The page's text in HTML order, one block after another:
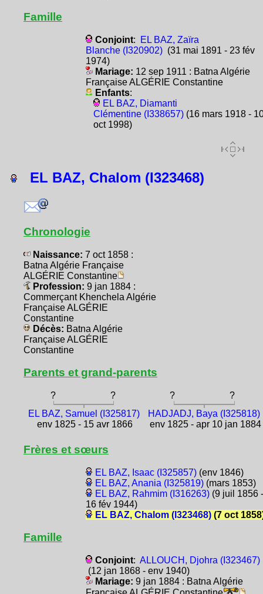
Famille
Conjoint:
EL BAZ, Zaïra
Blanche (I320902)(31 mai 1891 - 23 fév
1974)
Mariage: 12 sep 1911 : Batna Algérie
Française ALGÉRIE Constantine
Enfants:
EL BAZ, Diamanti
Clémentine (I338657)(16 mars 1918 -
oct 1998)
EL BAZ, Chalom (I323468)
Chronologie
Naissance: 7 oct 1858 :
Batna Algérie Française
ALGÉRIE Constantine
Profession: 9 jan 1884 :
Commerçant Khenchela Algérie
Française ALGÉRIE
Constantine
Décès: Batna Algérie
Française ALGÉRIE
Constantine
Parents et grand-parents
? ? ?
?
EL BAZ, Samuel (I325817)
env 1825 - 15 avr 1866
HADJADJ, Baya (I325818)
env 1825 - apr 10 jan 1884
Frères et sœurs
EL BAZ, Isaac (I325857)(env 1846)
EL BAZ, Anania (I325819)(mars 1853)
EL BAZ, Rahmim (I316263)(9 juil 1856 -
16 fév 1944)
EL BAZ, Chalom (I323468)(7 oct
Famille
Conjoint: ALLOUCH, Djohra (I323467)
(12 jan 1868 - env 1940)
Mariage: 9 jan 1884 : Batna Algérie